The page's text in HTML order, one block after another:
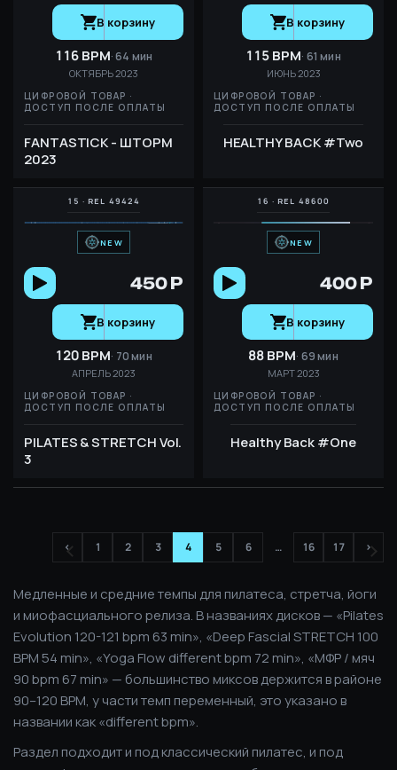
В корзину
ЦИФРОВОЙ ТОВАР ·
ДОСТУП ПОСЛЕ ОПЛАТЫ
FANTASTICK - ШТОРМ
2023
ОКТЯБРЬ 2023
116 BPM 64 мин
В корзину
ЦИФРОВОЙ ТОВАР ·
ДОСТУП ПОСЛЕ ОПЛАТЫ
HEALTHY BACK #Two
ИЮНЬ 2023
115 BPM 61 мин
NEW
450 Р
В корзину
ЦИФРОВОЙ ТОВАР ·
ДОСТУП ПОСЛЕ ОПЛАТЫ
PILATES & STRETCH Vol.
3
АПРЕЛЬ 2023
120 BPM 70 мин
NEW
400 Р
В корзину
ЦИФРОВОЙ ТОВАР ·
ДОСТУП ПОСЛЕ ОПЛАТЫ
Healthy Back #One
МАРТ 2023
88 BPM 69 мин
< 1 2 3 4 5 6 … 16 17 >
Медленные и средние темпы для пилатеса, стретча, йоги
и миофасциального релиза. В названиях дисков — «Pilates
Evolution 120-121 bpm 63 min», «Deep Fascial STRETCH 100
BPM 54 min», «Yoga Flow different bpm 72 min», «МФР / мяч
90 bpm 67 min» — большинство миксов держится в районе
90–120 BPM, у части темп переменный, это указано в
названии как «different bpm».
Раздел подходит и под классический пилатес, и под